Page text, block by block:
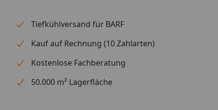
Tiefkühlversand für BARF
Kauf auf Rechnung (10 Zahlarten)
Kostenlose Fachberatung
50.000 m² Lagerfläche